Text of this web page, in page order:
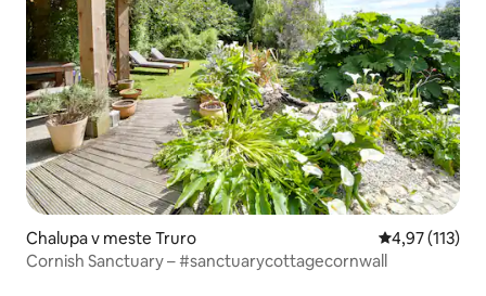
Chalupa v meste Truro Priemerné
4,97 (113)
Cornish Sanctuary – #sanctuarycottagecornwall